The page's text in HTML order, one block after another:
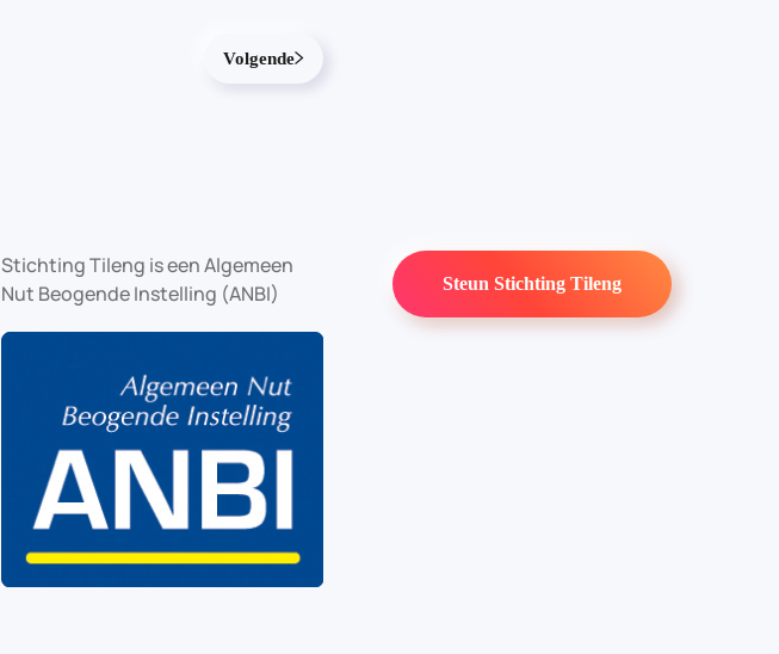
Volgende
Stichting Tileng is een Algemeen
Nut Beogende Instelling (ANBI)
Steun Stichting Tileng